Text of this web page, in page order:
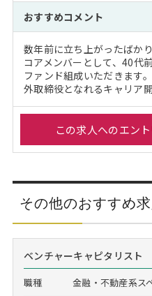
おすすめコメント
数年前に立ち上がったばか
コアメンバーとして、40代
ファンド組成いただきます
外取締役となれるキャリア
この求人へのエン
その他のおすすめ
ベンチャーキャピタリスト
職種 金融・不動産系ス